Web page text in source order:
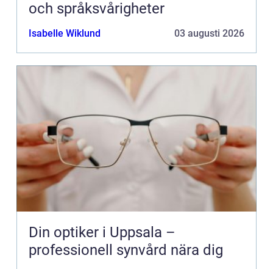
och språksvårigheter
Isabelle Wiklund 03 augusti 2026
Din optiker i Uppsala –
professionell synvård nära dig